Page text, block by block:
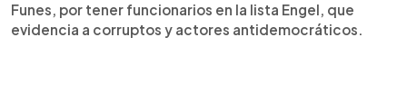
Funes, por tener funcionarios en la lista Engel, que
evidencia a corruptos y actores antidemocráticos.